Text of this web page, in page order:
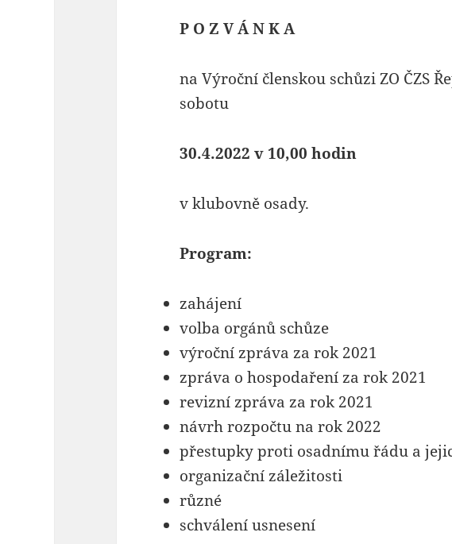
P O Z V Á N K A
na Výroční členskou schůzi ZO ČZS
sobotu
30.4.2022 v 10,00 hodin
v klubovně osady.
Program:
zahájení
volba orgánů schůze
výroční zpráva za rok 2021
zpráva o hospodaření za rok 2021
revizní zpráva za rok 2021
návrh rozpočtu na rok 2022
přestupky proti osadnímu řádu a
organizační záležitosti
různé
schválení usnesení